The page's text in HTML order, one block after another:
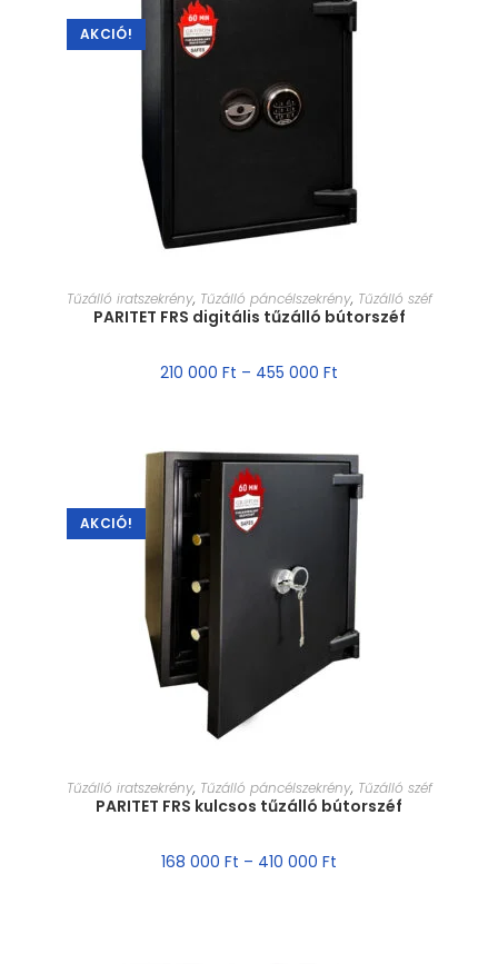
AKCIÓ!
MÉRET VÁLASZTÁSA
Tűzálló iratszekrény, Tűzálló páncélszekrény, Tűzálló széf
PARITET FRS digitális tűzálló bútorszéf
210 000 Ft – 455 000 Ft
AKCIÓ!
MÉRET VÁLASZTÁSA
Tűzálló iratszekrény, Tűzálló páncélszekrény, Tűzálló széf
PARITET FRS kulcsos tűzálló bútorszéf
168 000 Ft – 410 000 Ft